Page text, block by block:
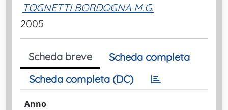
TOGNETTI BORDOGNA M.G.
2005
Scheda breve
Scheda completa
Scheda completa (DC)
Anno